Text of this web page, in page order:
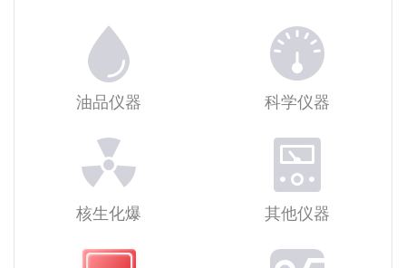
油品仪器 科学仪器
核生化爆 其他仪器